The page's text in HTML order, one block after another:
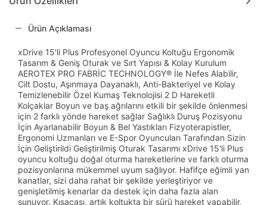
Ürün Açıklaması
xDrive 15'li Plus Profesyonel Oyuncu Koltuğu Ergonomik
Tasarım & Geniş Oturak ve Sırt Yapısı & Kolay Kurulum
AEROTEX PRO FABRİC TECHNOLOGY® İle Nefes Alabilir,
Cilt Dostu, Aşınmaya Dayanaklı, Anti-Bakteriyel ve Kolay
Temizlenebilir Özel Kumaş Teknolojisi 2 D Hareketli
Kolçaklar Boyun ve baş ağrılarını etkili bir şekilde önlenmesi
için 2 farklı yönde hareket sağlar Sağlıklı Duruş Pozisyonu
İçin Ayarlanabilir Boyun & Bel Yastıkları Fizyoterapistler,
Ergonomi Uzmanları ve E-Spor Oyuncuları Tarafından Sizin
İçin Geliştirildi Geliştirilmiş Oturak Tasarımı xDrive 15'li Plus
oyuncu koltuğu doğal oturma hareketlerine ve farklı oturma
pozisyonlarına mükemmel uyum sağlıyor. Hafifçe eğimli yan
kanatlar, sizi daha rahat bir şekilde yerleştiriyor ve
genişletilmiş kenarlar da destek için daha fazla alan
sunuyor. Kısacası, artık koltukta bir sürü hareket yapabilir,